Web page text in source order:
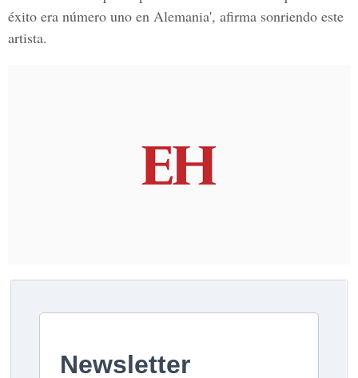
éxito era número uno en Alemania', afirma sonriendo este
artista.